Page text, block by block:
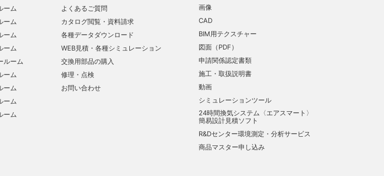
ーム
ーム
ーム
ーム
ルーム
ーム
ーム
ーム
ーム
よくあるご質問
カタログ閲覧・資料請求
各種データダウンロード
WEB見積・各種シミュレーション
交換用部品の購入
修理・点検
お問い合わせ
画像
CAD
BIM用テクスチャー
図面（PDF）
申請関係認定書類
施工・取扱説明書
動画
シミュレーションツール
24時間換気システム〈エアスマート〉
簡易設計見積ソフト
R&Dセンター環境測定・分析サービス
商品マスター申し込み